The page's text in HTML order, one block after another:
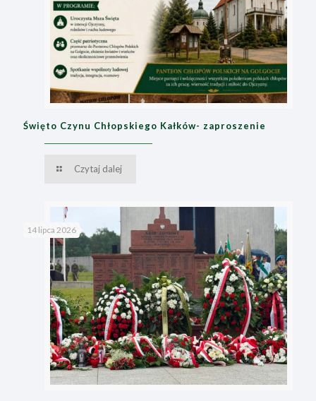
Święto Czynu Chłopskiego Kałków- zaproszenie
Czytaj dalej
14 lipca 2026